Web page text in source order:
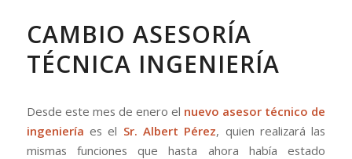
CAMBIO ASESORÍA
TÉCNICA INGENIERÍA
Desde este mes de enero el nuevo asesor técnico de
ingeniería es el Sr. Albert Pérez, quien realizará las
mismas funciones que hasta ahora había estado